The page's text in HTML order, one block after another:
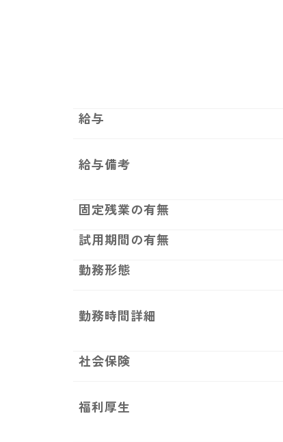
給与
給与備考
固定残業の有無
試用期間の有無
勤務形態
勤務時間詳細
社会保険
福利厚生